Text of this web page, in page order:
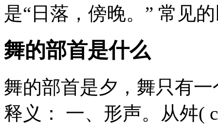
是“日落，傍晚。” 常见
舞的部首是什么
舞的部首是夕，舞只有
释义： 一、形声。从舛(